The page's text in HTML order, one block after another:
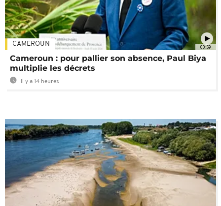
00:59
CAMEROUN
Cameroun : pour pallier son absence, Paul Biya
multiplie les décrets
Il y a 14 heures